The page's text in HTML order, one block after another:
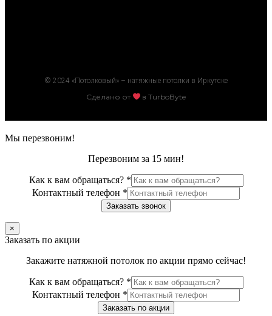
© 2024 «Потолковый» – натяжные потолки в Иркутске
Сделано от в TurboByte
Мы перезвоним!
Перезвоним за 15 мин!
Как к вам обращаться? *
Контактный телефон *
Заказать звонок
×
Заказать по акции
Закажите натяжной потолок по акции прямо сейчас!
Как к вам обращаться? *
Контактный телефон *
Заказать по акции